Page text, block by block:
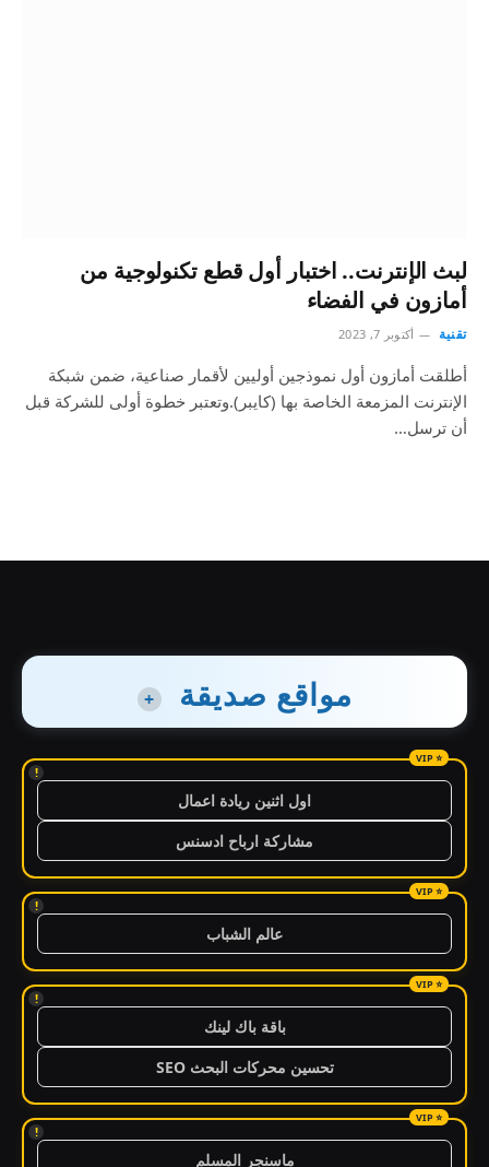
لبث الإنترنت.. اختبار أول قطع تكنولوجية من
أمازون في الفضاء
تقنية أكتوبر 7, 2023
أطلقت أمازون أول نموذجين أوليين لأقمار صناعية، ضمن شبكة
الإنترنت المزمعة الخاصة بها (كايبر).وتعتبر خطوة أولى للشركة قبل
أن ترسل…
مواقع صديقة +
!
اول اثنين ريادة اعمال
مشاركة ارباح ادسنس
!
عالم الشباب
!
باقة باك لينك
تحسين محركات البحث SEO
!
ماسنجر المسلم